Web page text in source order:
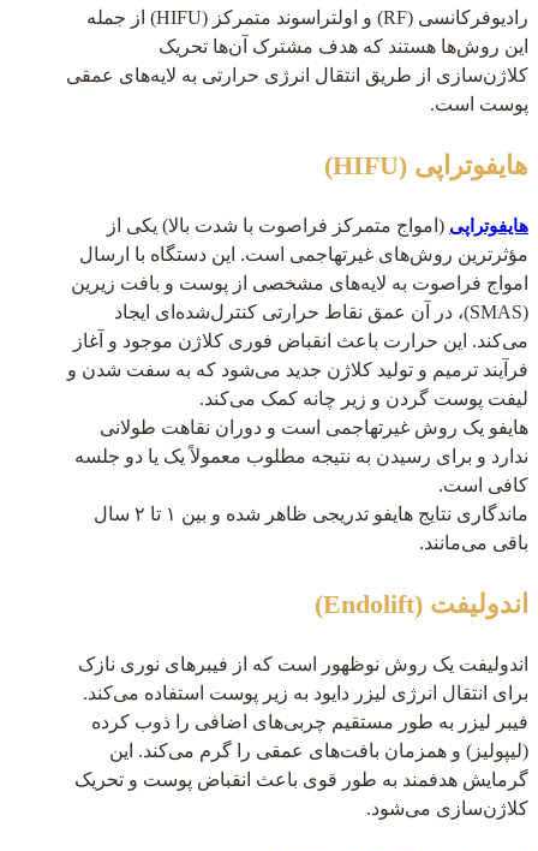
رادیوفرکانسی (RF) و اولتراسوند متمرکز (HIFU) از جمله
این روش‌ها هستند که هدف مشترک آن‌ها تحریک
کلاژن‌سازی از طریق انتقال انرژی حرارتی به لایه‌های عمقی
پوست است.
هایفوتراپی (HIFU)
هایفوتراپی (امواج متمرکز فراصوت با شدت بالا) یکی از
مؤثرترین روش‌های غیرتهاجمی است. این دستگاه با ارسال
امواج فراصوت به لایه‌های مشخصی از پوست و بافت زیرین
(SMAS)، در آن عمق نقاط حرارتی کنترل‌شده‌ای ایجاد
می‌کند. این حرارت باعث انقباض فوری کلاژن موجود و آغاز
فرآیند ترمیم و تولید کلاژن جدید می‌شود که به سفت شدن و
لیفت پوست گردن و زیر چانه کمک می‌کند.
هایفو یک روش غیرتهاجمی است و دوران نقاهت طولانی
ندارد و برای رسیدن به نتیجه مطلوب معمولاً یک یا دو جلسه
کافی است.
ماندگاری نتایج هایفو تدریجی ظاهر شده و بین ۱ تا ۲ سال
باقی می‌مانند.
اندولیفت (Endolift)
اندولیفت یک روش نوظهور است که از فیبرهای نوری نازک
برای انتقال انرژی لیزر دایود به زیر پوست استفاده می‌کند.
فیبر لیزر به طور مستقیم چربی‌های اضافی را ذوب کرده
(لیپولیز) و همزمان بافت‌های عمقی را گرم می‌کند. این
گرمایش هدفمند به طور قوی باعث انقباض پوست و تحریک
کلاژن‌سازی می‌شود.